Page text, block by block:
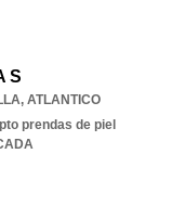
S
, ATLANTICO
prendas de piel